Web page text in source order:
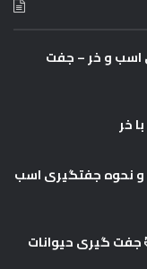
و خر – جفت
خر
نحوه جفتگیری اسب
گیری حیوانات